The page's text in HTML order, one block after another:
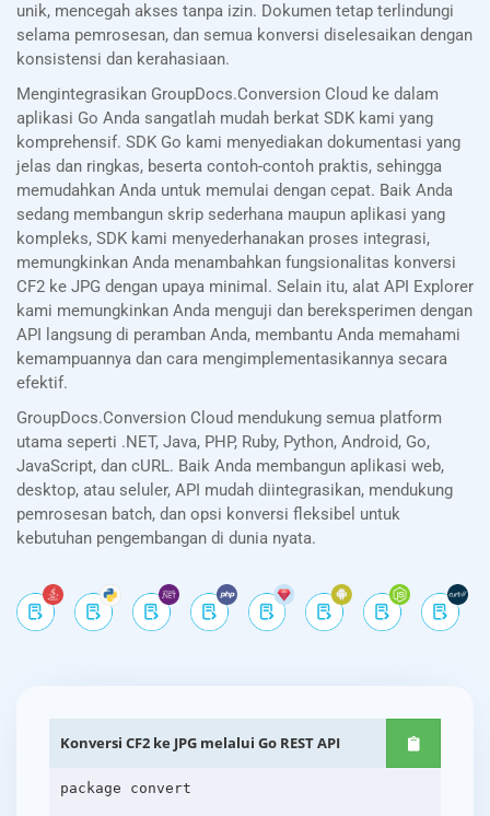
unik, mencegah akses tanpa izin. Dokumen tetap terlindungi
selama pemrosesan, dan semua konversi diselesaikan dengan
konsistensi dan kerahasiaan.
Mengintegrasikan GroupDocs.Conversion Cloud ke dalam
aplikasi Go Anda sangatlah mudah berkat SDK kami yang
komprehensif. SDK Go kami menyediakan dokumentasi yang
jelas dan ringkas, beserta contoh-contoh praktis, sehingga
memudahkan Anda untuk memulai dengan cepat. Baik Anda
sedang membangun skrip sederhana maupun aplikasi yang
kompleks, SDK kami menyederhanakan proses integrasi,
memungkinkan Anda menambahkan fungsionalitas konversi
CF2 ke JPG dengan upaya minimal. Selain itu, alat API Explorer
kami memungkinkan Anda menguji dan bereksperimen dengan
API langsung di peramban Anda, membantu Anda memahami
kemampuannya dan cara mengimplementasikannya secara
efektif.
GroupDocs.Conversion Cloud mendukung semua platform
utama seperti .NET, Java, PHP, Ruby, Python, Android, Go,
JavaScript, dan cURL. Baik Anda membangun aplikasi web,
desktop, atau seluler, API mudah diintegrasikan, mendukung
pemrosesan batch, dan opsi konversi fleksibel untuk
kebutuhan pengembangan di dunia nyata.
Konversi CF2 ke JPG melalui Go REST API
package convert